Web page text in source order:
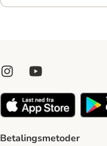
Betalingsmetoder